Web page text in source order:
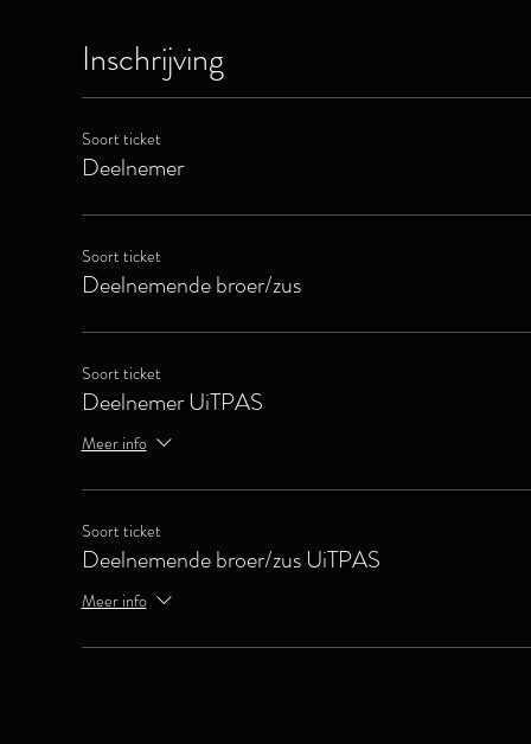
Inschrijving
Soort ticket
Deelnemer
Soort ticket
Deelnemende broer/zus
Soort ticket
Deelnemer UiTPAS
Meer info
Soort ticket
Deelnemende broer/zus UiTPAS
Meer info